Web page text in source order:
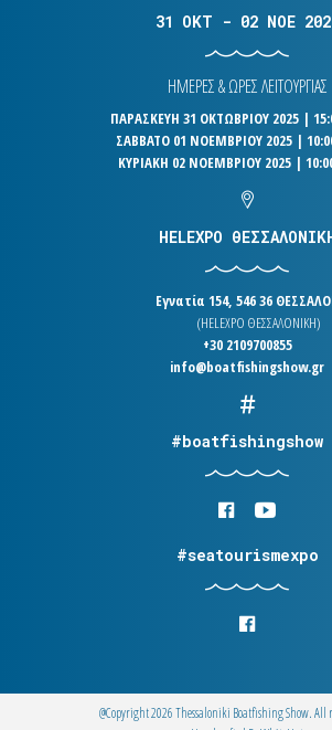
31 OKT - 02 NOE
ΗΜΕΡΕΣ & ΩΡΕΣ ΛΕΙΤΟΥΡΓΙΑΣ
ΠΑΡΑΣΚΕΥΗ 31 ΟΚΤΩΒΡΙΟΥ 2025 |
ΣΑΒΒΑΤΟ 01 ΝΟΕΜΒΡΙΟΥ 2025 |
ΚΥΡΙΑΚΗ 02 ΝΟΕΜΒΡΙΟΥ 2025 |
HELEXPO
Εγνατία 154, 546 36
(HELEXPO ΘΕΣΣΑΛΟΝΙΚΗ)
+30 2109700855
info@boatfishingshow.gr
#boatfishingshow
#seatourismexpo
@Copyright 2026 Thessaloniki Boatfishing Show. All